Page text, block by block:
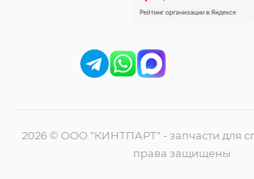
2026 © ООО "КИНТПАРТ" - запчасти для
права защищены